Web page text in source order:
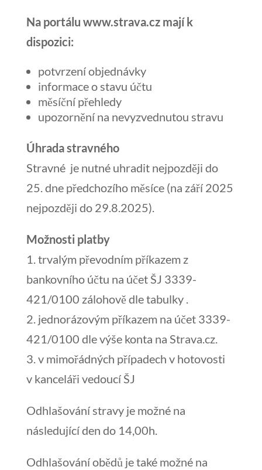
Na portálu www.strava.cz mají k
dispozici:
potvrzení objednávky
informace o stavu účtu
měsíční přehledy
upozornění na nevyzvednutou stravu
Úhrada stravného
Stravné je nutné uhradit nejpozději do
25. dne předchozího měsíce (na září 2025
nejpozději do 29.8.2025).
Možnosti platby
1. trvalým převodním příkazem z
bankovního účtu na účet ŠJ 3339-
421/0100 zálohově dle tabulky .
2. jednorázovým příkazem na účet 3339-
421/0100 dle výše konta na Strava.cz.
3. v mimořádných případech v hotovosti
v kanceláři vedoucí ŠJ
Odhlašování stravy je možné na
následující den do 14,00h.
Odhlašování obědů je také možné na